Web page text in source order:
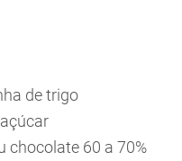
de trigo
chocolate 60 a 70%